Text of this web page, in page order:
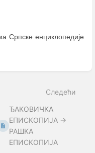
Српске енциклопедије
Следећи
ЂАКОВИЧКА
ЕПИСКОПИЈА →
РАШКА
ЕПИСКОПИЈА